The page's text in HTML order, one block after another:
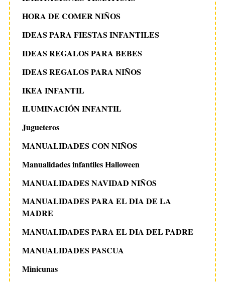
HORA DE COMER NIÑOS
IDEAS PARA FIESTAS INFANTILES
IDEAS REGALOS PARA BEBES
IDEAS REGALOS PARA NIÑOS
IKEA INFANTIL
ILUMINACIÓN INFANTIL
Jugueteros
MANUALIDADES CON NIÑOS
Manualidades infantiles Halloween
MANUALIDADES NAVIDAD NIÑOS
MANUALIDADES PARA EL DIA DE LA
MADRE
MANUALIDADES PARA EL DIA DEL PADRE
MANUALIDADES PASCUA
Minicunas